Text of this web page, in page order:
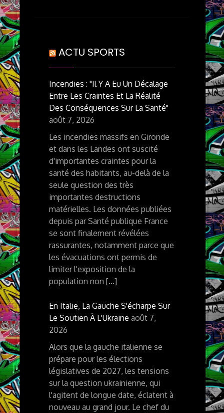
ACTU SPORTS
Incendies : "Il Y A Eu Un Décalage
Entre Les Craintes Et La Réalité
Des Conséquences Sur La Santé"
août 7, 2026
Les incendies massifs en Gironde
et dans les Landes ont suscité
d'importantes craintes pour la
santé des habitants, au-delà de la
seule question des très
importantes destructions
matérielles. Les données publiées
depuis par Santé publique France
se sont finalement révélées
rassurantes, notamment parce que
les évacuations ont permis de
limiter l'exposition de la
population non […]
En Italie, La Gauche S'écharpe Sur
Le Soutien À L'Ukraine août 7,
2026
Alors que la gauche italienne se
prépare pour les élections
législatives de 2027, les tensions
sur la question ukrainienne, qui
l'agitent de longue date, éclatent à
nouveau au grand jour. Le chef du